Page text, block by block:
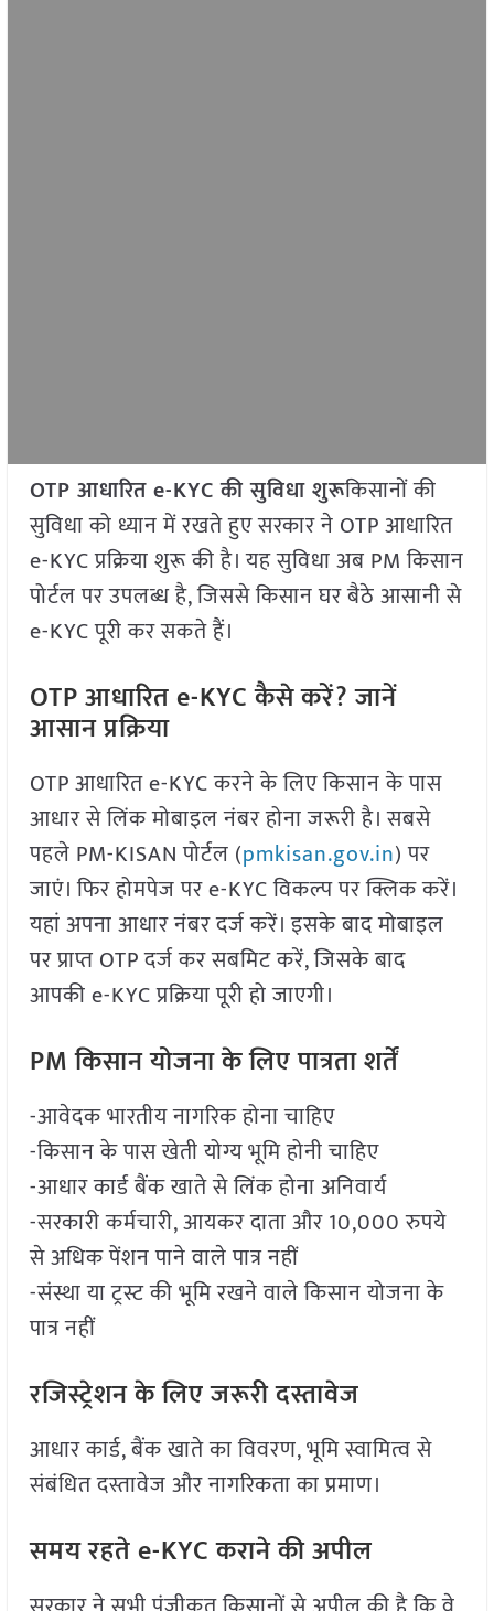
OTP आधारित e-KYC की सुविधा शुरूकिसानों की
सुविधा को ध्यान में रखते हुए सरकार ने OTP आधारित
e-KYC प्रक्रिया शुरू की है। यह सुविधा अब PM किसान
पोर्टल पर उपलब्ध है, जिससे किसान घर बैठे आसानी से
e-KYC पूरी कर सकते हैं।
OTP आधारित e-KYC कैसे करें? जानें
आसान प्रक्रिया
OTP आधारित e-KYC करने के लिए किसान के पास
आधार से लिंक मोबाइल नंबर होना जरूरी है। सबसे
पहले PM-KISAN पोर्टल (pmkisan.gov.in) पर
जाएं। फिर होमपेज पर e-KYC विकल्प पर क्लिक करें।
यहां अपना आधार नंबर दर्ज करें। इसके बाद मोबाइल
पर प्राप्त OTP दर्ज कर सबमिट करें, जिसके बाद
आपकी e-KYC प्रक्रिया पूरी हो जाएगी।
PM किसान योजना के लिए पात्रता शर्तें
-आवेदक भारतीय नागरिक होना चाहिए
-किसान के पास खेती योग्य भूमि होनी चाहिए
-आधार कार्ड बैंक खाते से लिंक होना अनिवार्य
-सरकारी कर्मचारी, आयकर दाता और 10,000 रुपये
से अधिक पेंशन पाने वाले पात्र नहीं
-संस्था या ट्रस्ट की भूमि रखने वाले किसान योजना के
पात्र नहीं
रजिस्ट्रेशन के लिए जरूरी दस्तावेज
आधार कार्ड, बैंक खाते का विवरण, भूमि स्वामित्व से
संबंधित दस्तावेज और नागरिकता का प्रमाण।
समय रहते e-KYC कराने की अपील